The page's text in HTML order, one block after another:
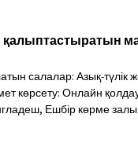
салалар: Азық-түлік
көрсету: Онлайн
Ешбір көрме